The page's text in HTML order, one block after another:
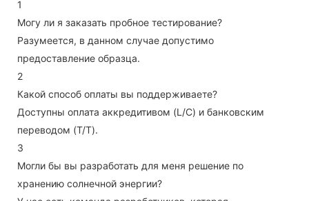
1
Могу ли я заказать пробное тестирование?
Разумеется, в данном случае допустимо
предоставление образца.
2
Какой способ оплаты вы поддерживаете?
Доступны оплата аккредитивом (L/C) и банковским
переводом (T/T).
3
Могли бы вы разработать для меня решение по
хранению солнечной энергии?